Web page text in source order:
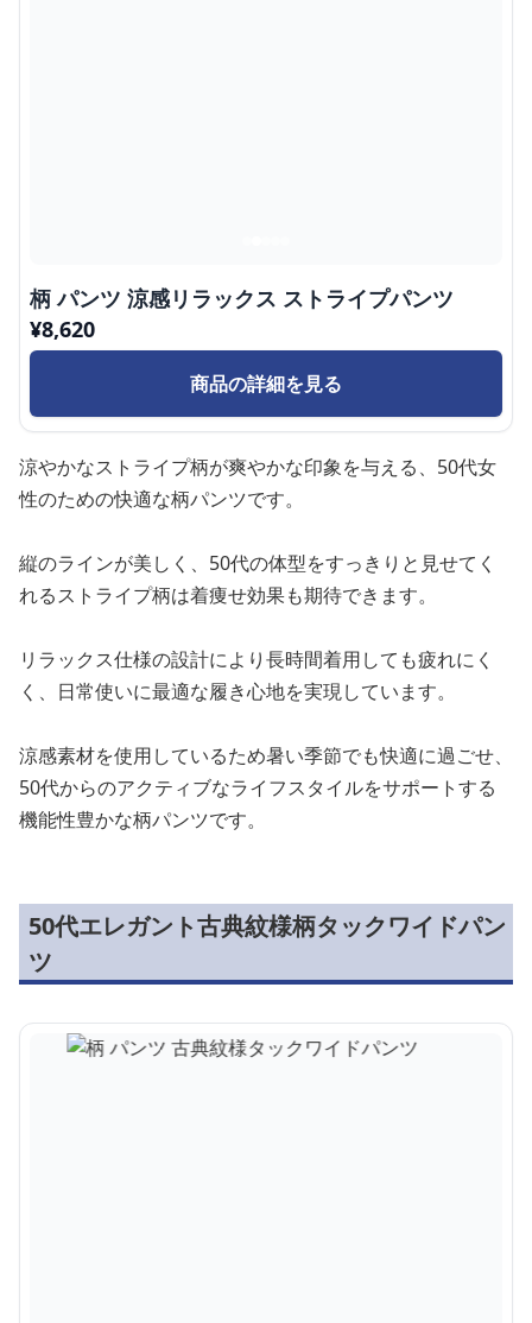
柄 パンツ 涼感リラックス ストライプパンツ
¥8,620
商品の詳細を見る
涼やかなストライプ柄が爽やかな印象を与える、50代女
性のための快適な柄パンツです。
縦のラインが美しく、50代の体型をすっきりと見せてく
れるストライプ柄は着痩せ効果も期待できます。
リラックス仕様の設計により長時間着用しても疲れにく
く、日常使いに最適な履き心地を実現しています。
涼感素材を使用しているため暑い季節でも快適に過ごせ、
50代からのアクティブなライフスタイルをサポートする
機能性豊かな柄パンツです。
50代エレガント古典紋様柄タックワイドパン
ツ